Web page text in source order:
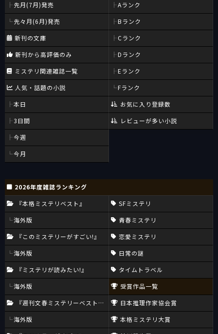
先月(7月)発売
先々月(6月)発売
新刊の文庫
新刊から高評価のみ
ミステリ関連雑誌一覧
人気・話題の小説
本日
3日間
今週
今月
Aランク
Bランク
Cランク
Dランク
Eランク
Fランク
お気に入り登録数
レビューが多い小説
2026年度雑誌ランキング
『本格ミステリベスト』
海外版
『このミステリーがすごい!』
海外版
『ミステリが読みたい!』
海外版
『週刊文春ミステリーベスト10』
海外版
SFミステリ
青春ミステリ
恋愛ミステリ
日常の謎
タイムトラベル
受賞作品一覧
日本推理作家協会賞
本格ミステリ大賞